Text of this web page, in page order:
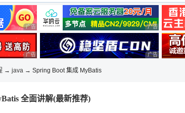
◆◆◆
广告 商业广告，理性选择 广告 商业广告
广告 商业广告，理性选择 广告 商业广告
→ java → Spring Boot 集成 MyBatis
全面讲解(最新推荐)